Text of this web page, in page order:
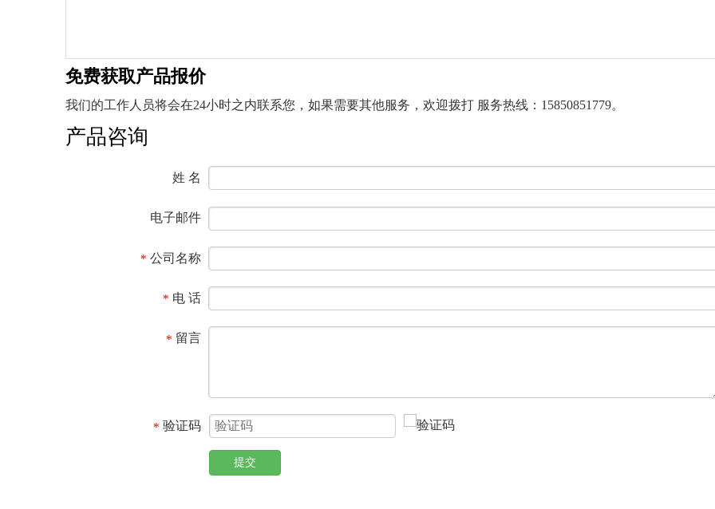
免费获取产品报价
我们的工作人员将会在24小时之内联系您，如果需要其他服务，欢迎拨打 服务热线：15850851779。
产品咨询
姓 名
电子邮件
* 公司名称
* 电 话
* 留言
* 验证码
提交